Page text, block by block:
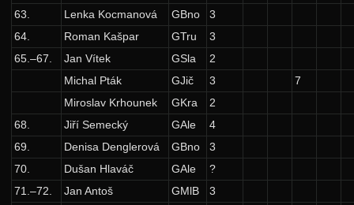
63.
Lenka Kocmanová GBno
3
64.
Roman Kašpar GTru
3
65.–67.
Jan Vítek GSla
2
Michal Pták
GJič 3
7
Miroslav Krhounek
GKra
2
68.
Jiří Semecký GAle
4
69.
Denisa Denglerová GBno
3
70.
Dušan Hlaváč GAle
?
71.–72.
Jan Antoš GMlB
3
1. ročník: 88/89
0. ročník: 87/88
Síň slávy